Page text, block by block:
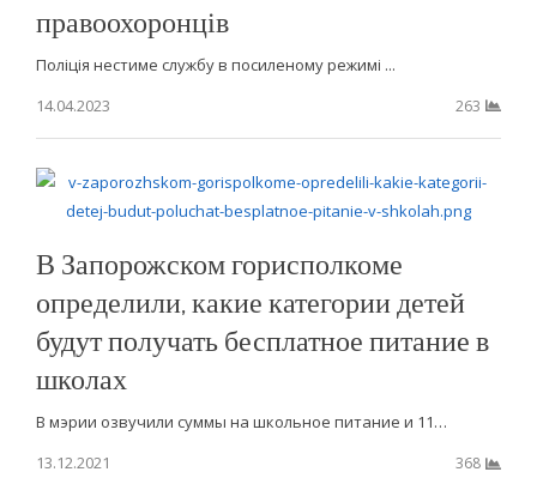
правоохоронців
Поліція нестиме службу в посиленому режимі ...
14.04.2023
263
В Запорожском горисполкоме
определили, какие категории детей
будут получать бесплатное питание в
школах
В мэрии озвучили суммы на школьное питание и 11…
13.12.2021
368